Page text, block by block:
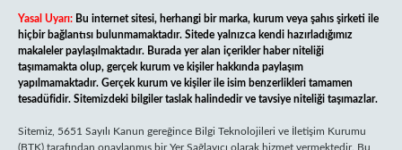
Yasal Uyarı: Bu internet sitesi, herhangi bir marka, kurum veya şahıs şirketi ile
hiçbir bağlantısı bulunmamaktadır. Sitede yalnızca kendi hazırladığımız
makaleler paylaşılmaktadır. Burada yer alan içerikler haber niteliği
taşımamakta olup, gerçek kurum ve kişiler hakkında paylaşım
yapılmamaktadır. Gerçek kurum ve kişiler ile isim benzerlikleri tamamen
tesadüfidir. Sitemizdeki bilgiler taslak halindedir ve tavsiye niteliği taşımazlar.
Sitemiz, 5651 Sayılı Kanun gereğince Bilgi Teknolojileri ve İletişim Kurumu
(BTK) tarafından onaylanmış bir Yer Sağlayıcı olarak hizmet vermektedir. Bu